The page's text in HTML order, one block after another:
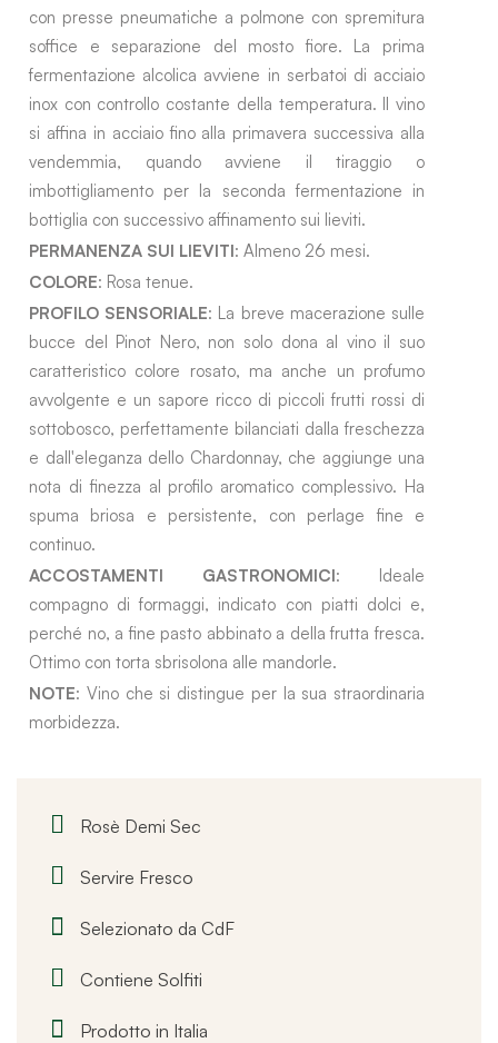
con presse pneumatiche a polmone con spremitura
soffice e separazione del mosto fiore. La prima
fermentazione alcolica avviene in serbatoi di acciaio
inox con controllo costante della temperatura. Il vino
si affina in acciaio fino alla primavera successiva alla
vendemmia, quando avviene il tiraggio o
imbottigliamento per la seconda fermentazione in
bottiglia con successivo affinamento sui lieviti.
PERMANENZA SUI LIEVITI: Almeno 26 mesi.
COLORE: Rosa tenue.
PROFILO SENSORIALE: La breve macerazione sulle
bucce del Pinot Nero, non solo dona al vino il suo
caratteristico colore rosato, ma anche un profumo
avvolgente e un sapore ricco di piccoli frutti rossi di
sottobosco, perfettamente bilanciati dalla freschezza
e dall'eleganza dello Chardonnay, che aggiunge una
nota di finezza al profilo aromatico complessivo. Ha
spuma briosa e persistente, con perlage fine e
continuo.
ACCOSTAMENTI GASTRONOMICI: Ideale
compagno di formaggi, indicato con piatti dolci e,
perché no, a fine pasto abbinato a della frutta fresca.
Ottimo con torta sbrisolona alle mandorle.
NOTE: Vino che si distingue per la sua straordinaria
morbidezza.
Rosè Demi Sec
Servire Fresco
Selezionato da CdF
Contiene Solfiti
Prodotto in Italia